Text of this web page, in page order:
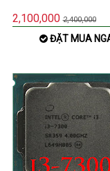
2,100,000 2,400,000
ĐẶT MUA